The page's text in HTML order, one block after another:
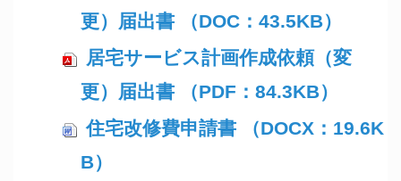
更）届出書 （DOC：43.5KB）
居宅サービス計画作成依頼（変
更）届出書 （PDF：84.3KB）
住宅改修費申請書 （DOCX：19.6K
B）